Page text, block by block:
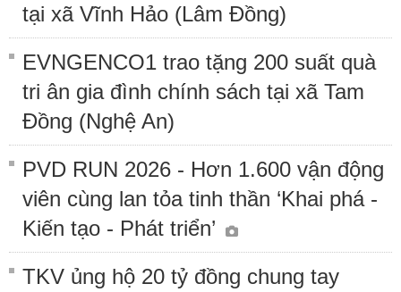
tại xã Vĩnh Hảo (Lâm Đồng)
EVNGENCO1 trao tặng 200 suất quà
tri ân gia đình chính sách tại xã Tam
Đồng (Nghệ An)
PVD RUN 2026 - Hơn 1.600 vận động
viên cùng lan tỏa tinh thần ‘Khai phá -
Kiến tạo - Phát triển’
TKV ủng hộ 20 tỷ đồng chung tay